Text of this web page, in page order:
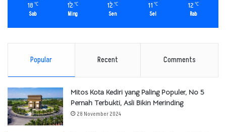
18 ℃
Sab
12 ℃
Ming
12 ℃
Sen
11 ℃
Sel
12 ℃
Rab
Popular Recent Comments
Mitos Kota Kediri yang Paling Populer, No 5
Pernah Terbukti, Asli Bikin Merinding
28 November 2024